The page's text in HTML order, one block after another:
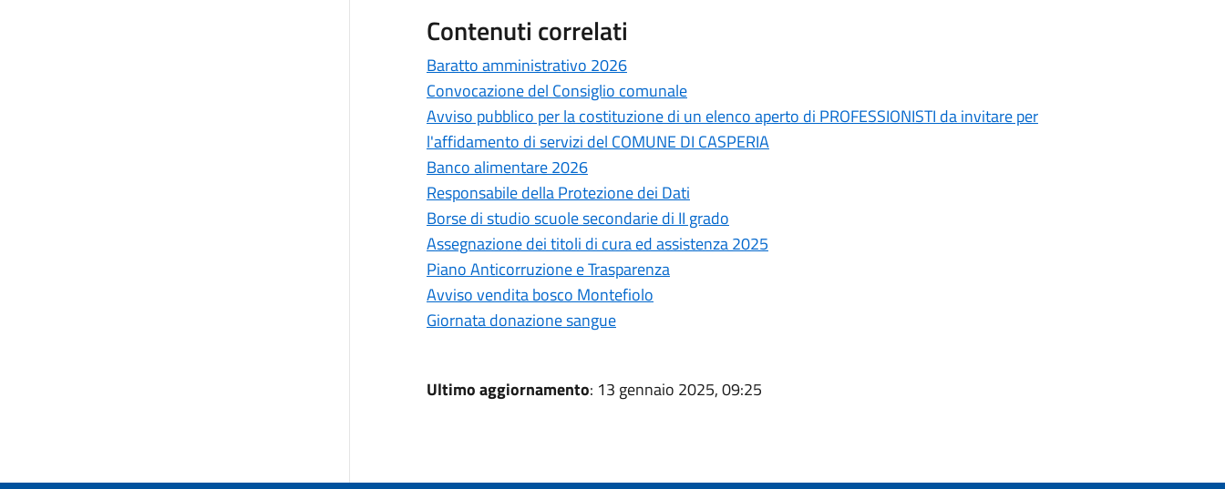
Contenuti correlati
Baratto amministrativo 2026
Convocazione del Consiglio comunale
Avviso pubblico per la costituzione di un elenco aperto di PROFESSIONISTI da invitare per
l'affidamento di servizi del COMUNE DI CASPERIA
Banco alimentare 2026
Responsabile della Protezione dei Dati
Borse di studio scuole secondarie di II grado
Assegnazione dei titoli di cura ed assistenza 2025
Piano Anticorruzione e Trasparenza
Avviso vendita bosco Montefiolo
Giornata donazione sangue
Ultimo aggiornamento: 13 gennaio 2025, 09:25